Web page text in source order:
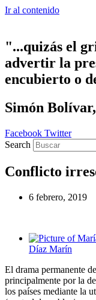
Ir al contenido
"...quizás el
advertir la
encubierto o
Simón Bolívar,
Facebook Twitter
Search
Conflicto
6 febrero, 2019
Díaz Marín
El drama permanente
principalmente por la
los países mediante la